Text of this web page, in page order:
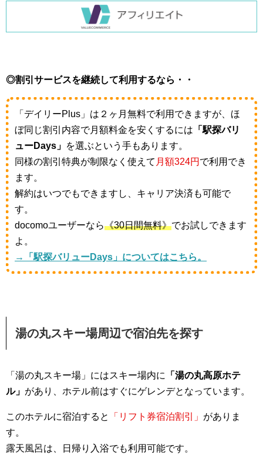
◎割引サービスを継続して利用するなら・・
「デイリーPlus」は２ヶ月無料で利用できますが、ほ
ぼ同じ割引内容で月額料金を安くするには 「駅探バリ
ューDays」 を選ぶという手もあります。
同様の割引特典が制限なく使えて 月額324円 で利用でき
ます。
解約はいつでもできますし、キャリア決済も可能で
す。
docomoユーザーなら《30日間無料》でお試しできます
よ。
→「駅探バリューDays」についてはこちら。
湯の丸スキー場周辺で宿泊先を探す
「湯の丸スキー場」にはスキー場内に 「湯の丸高原ホテ
ル」 があり、ホテル前はすぐにゲレンデとなっています。
このホテルに宿泊すると 「リフト券宿泊割引」 がありま
す。
露天風呂は、日帰り入浴でも利用可能です。